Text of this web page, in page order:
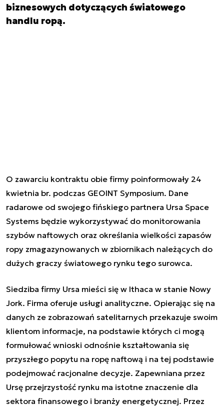
biznesowych dotyczących światowego
handlu ropą.
O zawarciu kontraktu obie firmy poinformowały 24
kwietnia br. podczas GEOINT Symposium. Dane
radarowe od swojego fińskiego partnera Ursa Space
Systems będzie wykorzystywać do monitorowania
szybów naftowych oraz określania wielkości zapasów
ropy zmagazynowanych w zbiornikach należących do
dużych graczy światowego rynku tego surowca.
Siedziba firmy Ursa mieści się w Ithaca w stanie Nowy
Jork. Firma oferuje usługi analityczne. Opierając się na
danych ze zobrazowań satelitarnych przekazuje swoim
klientom informacje, na podstawie których ci mogą
formułować wnioski odnośnie kształtowania się
przyszłego popytu na ropę naftową i na tej podstawie
podejmować racjonalne decyzje. Zapewniana przez
Ursę przejrzystość rynku ma istotne znaczenie dla
sektora finansowego i branży energetycznej. Przez